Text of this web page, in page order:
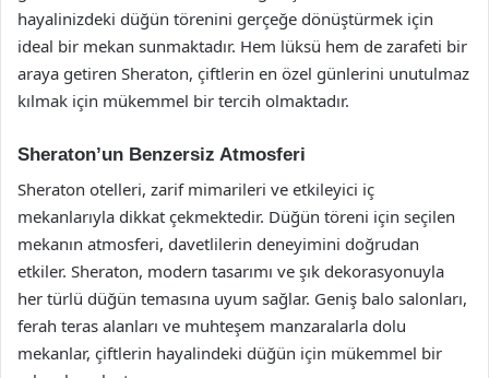
hayalinizdeki düğün törenini gerçeğe dönüştürmek için
ideal bir mekan sunmaktadır. Hem lüksü hem de zarafeti bir
araya getiren Sheraton, çiftlerin en özel günlerini unutulmaz
kılmak için mükemmel bir tercih olmaktadır.
Sheraton’un Benzersiz Atmosferi
Sheraton otelleri, zarif mimarileri ve etkileyici iç
mekanlarıyla dikkat çekmektedir. Düğün töreni için seçilen
mekanın atmosferi, davetlilerin deneyimini doğrudan
etkiler. Sheraton, modern tasarımı ve şık dekorasyonuyla
her türlü düğün temasına uyum sağlar. Geniş balo salonları,
ferah teras alanları ve muhteşem manzaralarla dolu
mekanlar, çiftlerin hayalindeki düğün için mükemmel bir